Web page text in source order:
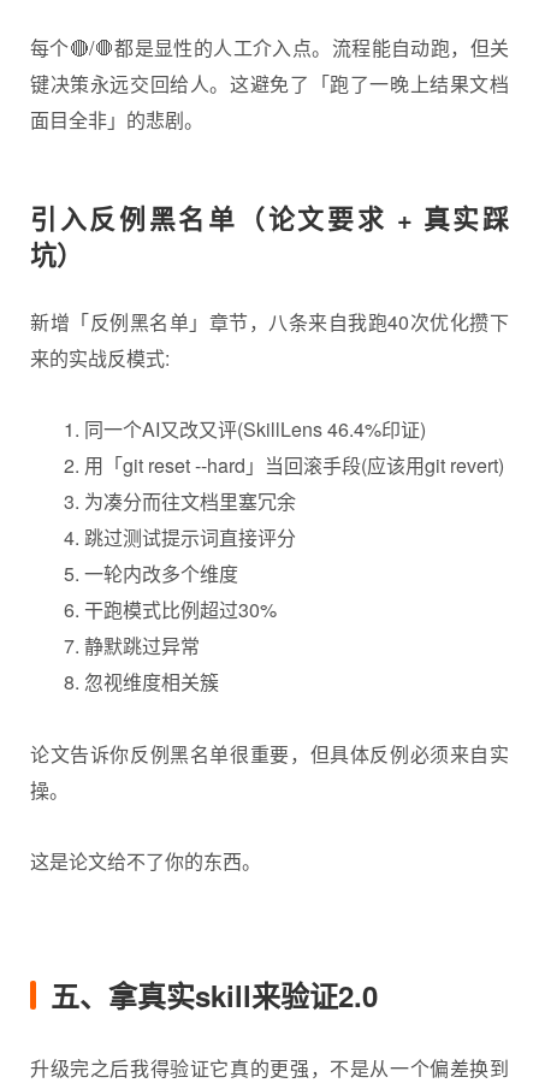
每个🔴/🛑都是显性的人工介入点。流程能自动跑，但关
键决策永远交回给人。这避免了「跑了一晚上结果文档
面目全非」的悲剧。
引入反例黑名单（论文要求 + 真实踩
坑）
新增「反例黑名单」章节，八条来自我跑40次优化攒下
来的实战反模式:
同一个AI又改又评(SkillLens 46.4%印证)
用「git reset --hard」当回滚手段(应该用git revert)
为凑分而往文档里塞冗余
跳过测试提示词直接评分
一轮内改多个维度
干跑模式比例超过30%
静默跳过异常
忽视维度相关簇
论文告诉你反例黑名单很重要，但具体反例必须来自实
操。
这是论文给不了你的东西。
五、拿真实skill来验证2.0
升级完之后我得验证它真的更强，不是从一个偏差换到